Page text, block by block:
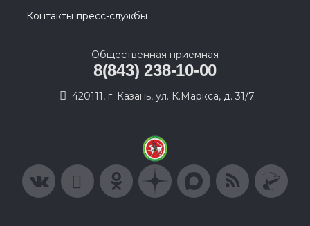
Контакты пресс-службы
Общественная приемная
8(843) 238-10-00
420111, г. Казань, ул. К.Маркса, д. 31/7